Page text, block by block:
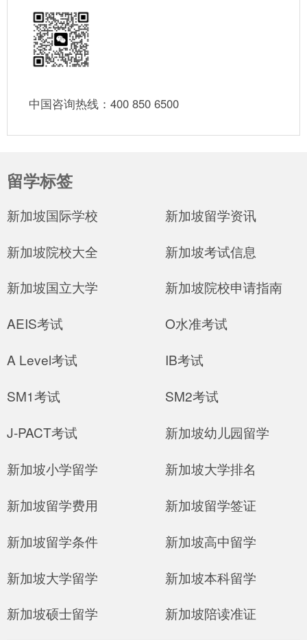
中国咨询热线：400 850 6500
留学标签
新加坡国际学校
新加坡留学资讯
新加坡院校大全
新加坡考试信息
新加坡国立大学
新加坡院校申请指南
AEIS考试
O水准考试
A Level考试
IB考试
SM1考试
SM2考试
J-PACT考试
新加坡幼儿园留学
新加坡小学留学
新加坡大学排名
新加坡留学费用
新加坡留学签证
新加坡留学条件
新加坡高中留学
新加坡大学留学
新加坡本科留学
新加坡硕士留学
新加坡陪读准证